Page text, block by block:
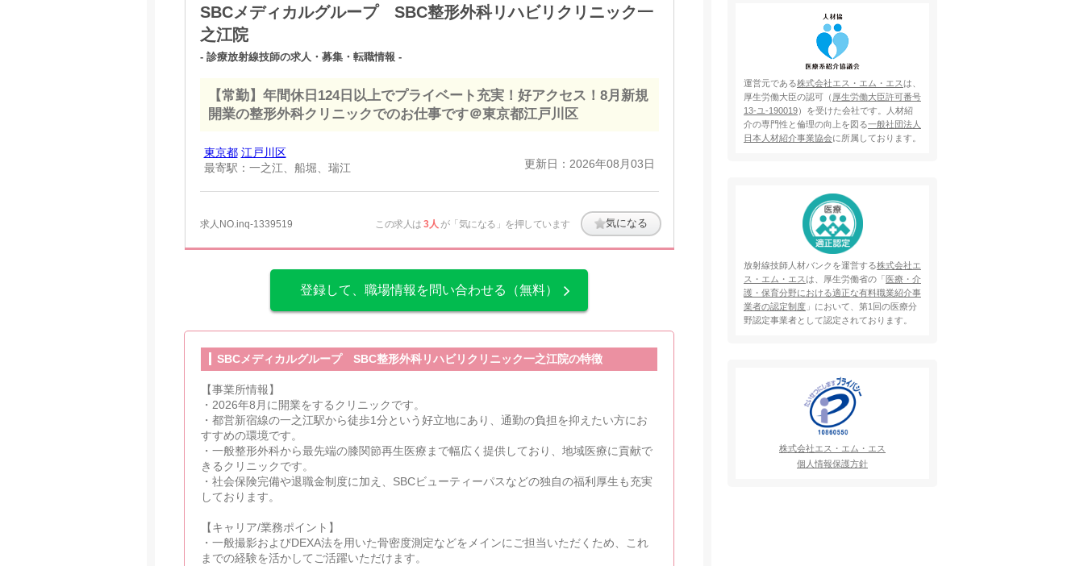
SBCメディカルグループ SBC整形外科リハビリクリニック一
之江院
- 診療放射線技師の求人・募集・転職情報 -
気になる
【常勤】年間休日124日以上でプライベート充実！好アクセス！8月新規
開業の整形外科クリニックでのお仕事です＠東京都江戸川区
東京都 江戸川区
最寄駅：一之江、船堀、瑞江
更新日：2026年08月03日
求人NO.inq-1339519 この求人は 3人 が「気になる」を押しています
登録して、職場情報を問い合わせる（無料）
SBCメディカルグループ SBC整形外科リハビリクリニック一之江院の特徴
【事業所情報】
・2026年8月に開業をするクリニックです。
・都営新宿線の一之江駅から徒歩1分という好立地にあり、通勤の負担を抑えたい方にお
すすめの環境です。
・一般整形外科から最先端の膝関節再生医療まで幅広く提供しており、地域医療に貢献で
きるクリニックです。
・社会保険完備や退職金制度に加え、SBCビューティーパスなどの独自の福利厚生も充実
しております。
【キャリア/業務ポイント】
・一般撮影およびDEXA法を用いた骨密度測定などをメインにご担当いただくため、これ
までの経験を活かしてご活躍いただけます。
運営元である株式会社エス・エム・エスは、
厚生労働大臣の認可（ 厚生労働大臣許可番号
13-ユ-190019）を受けた会社です。人材紹
介の専門性と倫理の向上を図る一般社団法人
日本人材紹介事業協会に所属しております。
放射線技師人材バンクを運営する株式会社エ
ス・エム・エスは、厚生労働省の「 医療・介
護・保育分野における適正な有料職業紹介事
業者の認定制度」において、第1回の医療分
野認定事業者として認定されております。
株式会社エス・エム・エス
個人情報保護方針